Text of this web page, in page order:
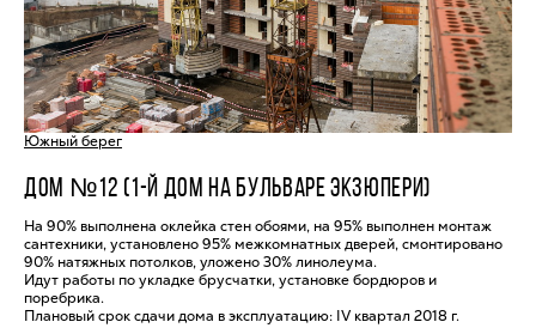
Южный берег
ДОМ №12 (1-Й ДОМ НА БУЛЬВАРЕ ЭКЗЮПЕРИ)
На 90% выполнена оклейка стен обоями, на 95% выполнен монтаж
сантехники, установлено 95% межкомнатных дверей, смонтировано
90% натяжных потолков, уложено 30% линолеума.
Идут работы по укладке брусчатки, установке бордюров и
поребрика.
Плановый срок сдачи дома в эксплуатацию: IV квартал 2018 г.